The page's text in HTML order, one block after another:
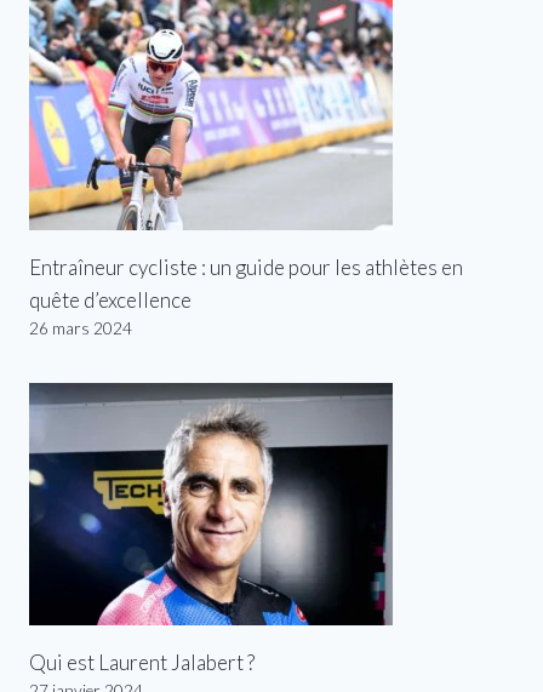
Entraîneur cycliste : un guide pour les athlètes en
quête d’excellence
26 mars 2024
Qui est Laurent Jalabert ?